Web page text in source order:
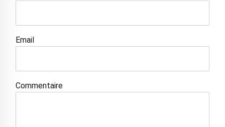
Email
Commentaire